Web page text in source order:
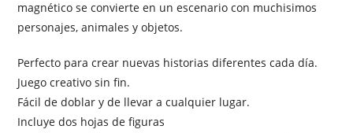
magnético se convierte en un escenario con muchisimos
personajes, animales y objetos.
Perfecto para crear nuevas historias diferentes cada día.
Juego creativo sin fin.
Fácil de doblar y de llevar a cualquier lugar.
Incluye dos hojas de figuras